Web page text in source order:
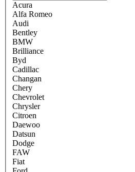
Acura
Alfa Romeo
Audi
Bentley
BMW
Brilliance
Byd
Cadillac
Changan
Chery
Chevrolet
Chrysler
Citroen
Daewoo
Datsun
Dodge
FAW
Fiat